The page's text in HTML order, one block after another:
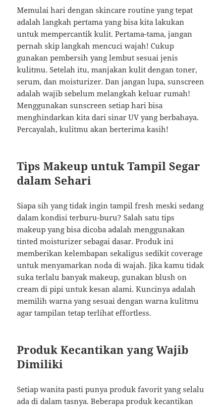
Memulai hari dengan skincare routine yang tepat
adalah langkah pertama yang bisa kita lakukan
untuk mempercantik kulit. Pertama-tama, jangan
pernah skip langkah mencuci wajah! Cukup
gunakan pembersih yang lembut sesuai jenis
kulitmu. Setelah itu, manjakan kulit dengan toner,
serum, dan moisturizer. Dan jangan lupa, sunscreen
adalah wajib sebelum melangkah keluar rumah!
Menggunakan sunscreen setiap hari bisa
menghindarkan kita dari sinar UV yang berbahaya.
Percayalah, kulitmu akan berterima kasih!
Tips Makeup untuk Tampil Segar
dalam Sehari
Siapa sih yang tidak ingin tampil fresh meski sedang
dalam kondisi terburu-buru? Salah satu tips
makeup yang bisa dicoba adalah menggunakan
tinted moisturizer sebagai dasar. Produk ini
memberikan kelembapan sekaligus sedikit coverage
untuk menyamarkan noda di wajah. Jika kamu tidak
suka terlalu banyak makeup, gunakan blush on
cream di pipi untuk kesan alami. Kuncinya adalah
memilih warna yang sesuai dengan warna kulitmu
agar tampilan tetap terlihat effortless.
Produk Kecantikan yang Wajib
Dimiliki
Setiap wanita pasti punya produk favorit yang selalu
ada di dalam tasnya. Beberapa produk kecantikan